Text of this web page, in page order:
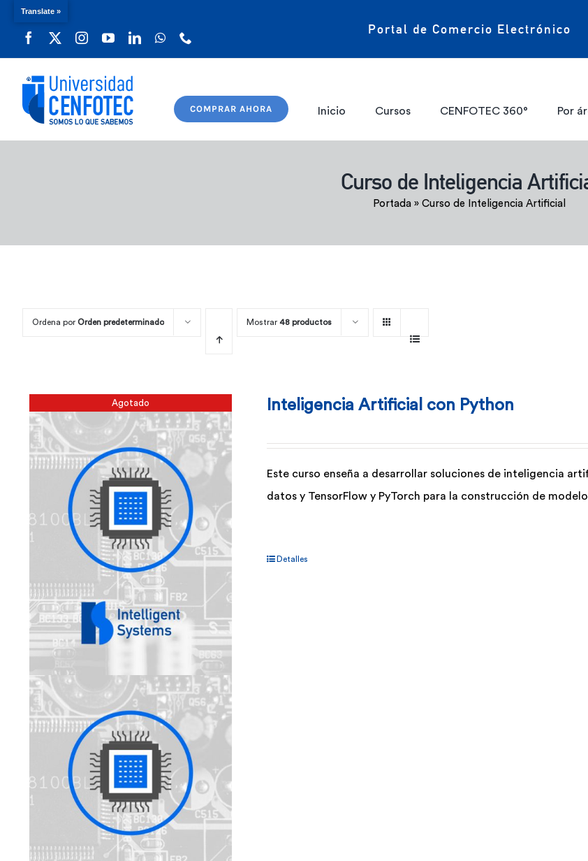
Portal de Comercio Electrónico
COMPRAR AHORA Inicio Cursos CENFOTEC 360° Por
Curso de Inteligencia
Portada » Curso de Inteligencia Artificial
Ordena por Orden predeterminado Mostrar 48 productos
Agotado Inteligencia Artificial con Python
Este curso enseña a desarrollar soluciones de inteligencia
datos y TensorFlow y PyTorch para la construcción de
Detalles
Translate »